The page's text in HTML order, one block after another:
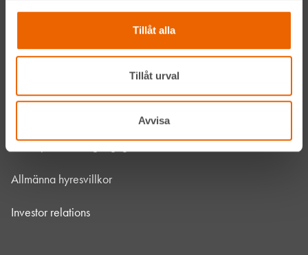
Tillåt alla
Tillåt urval
Avvisa
Bli kund
HLL x Maskinera
Webbplatsens tillgänglighet
Allmänna hyresvillkor
Investor relations